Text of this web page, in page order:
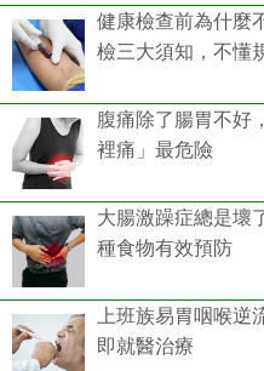
健康檢查前為什麼
檢三大須知，不懂
腹痛除了腸胃不好
裡痛」最危險
大腸激躁症總是壞
種食物有效預防
上班族易胃咽喉
即就醫治療